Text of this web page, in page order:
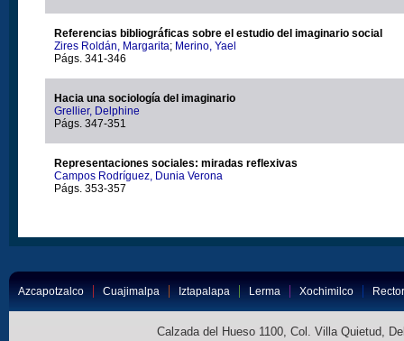
Referencias bibliográficas sobre el estudio del imaginario social
Zires Roldán, Margarita; Merino, Yael
Págs. 341-346
Hacia una sociología del imaginario
Grellier, Delphine
Págs. 347-351
Representaciones sociales: miradas reflexivas
Campos Rodríguez, Dunia Verona
Págs. 353-357
Azcapotzalco Cuajimalpa Iztapalapa Lerma Xochimilco
Calzada del Hueso 1100, Col. Villa Quietud,